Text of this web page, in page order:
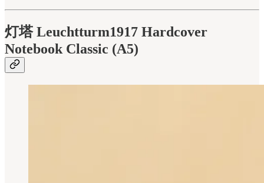
灯塔 Leuchtturm1917 Hardcover
Notebook Classic (A5)